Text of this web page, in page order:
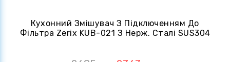
Кухонний Змішувач З Підключенням До
Фільтра Zerix KUB-021 З Нерж. Сталі SUS304